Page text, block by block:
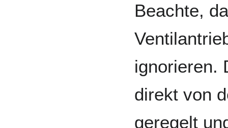
Beachte,
ignorieren.
direkt von
geregelt